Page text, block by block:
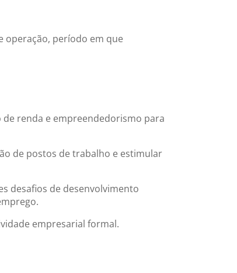
operação, período em que
renda e empreendedorismo para
de postos de trabalho e estimular
desafios de desenvolvimento
empresarial formal.